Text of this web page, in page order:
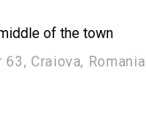
of the town
Craiova, Romania